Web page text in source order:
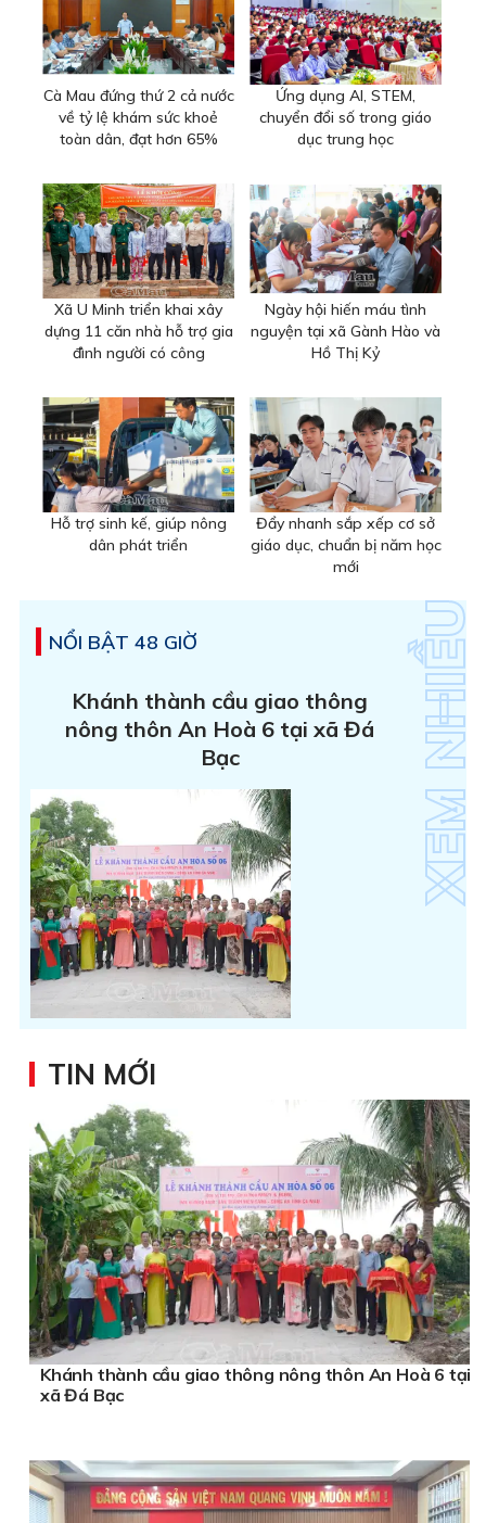
Cà Mau đứng thứ 2 cả nước
về tỷ lệ khám sức khoẻ
toàn dân, đạt hơn 65%
Ứng dụng AI, STEM,
chuyển đổi số trong giáo
dục trung học
Xã U Minh triển khai xây
dựng 11 căn nhà hỗ trợ gia
đình người có công
Ngày hội hiến máu tình
nguyện tại xã Gành Hào và
Hồ Thị Kỷ
Hỗ trợ sinh kế, giúp nông
dân phát triển
Đẩy nhanh sắp xếp cơ sở
giáo dục, chuẩn bị năm học
mới
NỔI BẬT 48 GIỜ
Khánh thành cầu giao thông
nông thôn An Hoà 6 tại xã Đá
Bạc
TIN MỚI
Khánh thành cầu giao thông nông thôn An Hoà 6 tại
xã Đá Bạc